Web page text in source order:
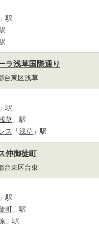
」駅
ラ浅草国際通り
台東区浅草
」駅
草 」駅
ス
「浅草 」駅
仲御徒町
台東区台東
」駅
町 」駅
」駅